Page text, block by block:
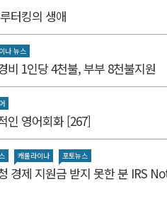
터킹의 생애
나 뉴스
비 1인당 4천불, 부부 8천불지원
인 영어회화 [267]
캐롤라이나 포토뉴스
경제 지원금 받지 못한 분 IRS